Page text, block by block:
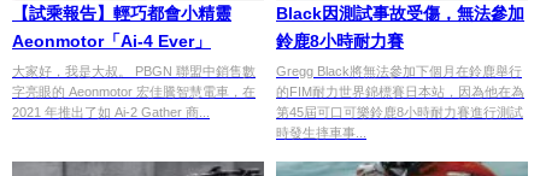
【試乘報告】輕巧都會小精靈
Aeonmotor「Ai-4 Ever」
大家好，我是大叔。 PBGN 聯盟中銷售數
字亮眼的 Aeonmotor 宏佳騰智慧電車，在
2021 年推出了如 Ai-2 Gather 商...
Black因測試事故受傷，無法參加
鈴鹿8小時耐力賽
Gregg Black將無法參加下個月在鈴鹿舉行
的FIM耐力世界錦標賽日本站，因為他在為
第45屆可口可樂鈴鹿8小時耐力賽進行測試
時發生摔車事...